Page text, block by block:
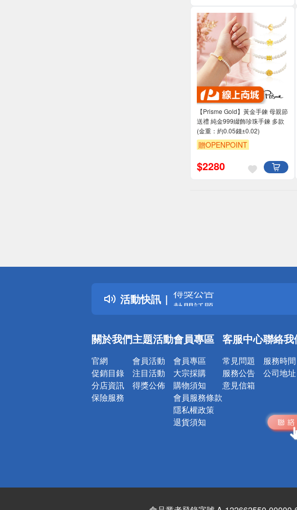
【Prisme Gold】黃金手鍊 母親節
送禮 純金999綴飾珍珠手鍊 多款
(金重：約0.05錢±0.02)
贈OPENPOINT
$2280
活動快訊
詐騙網頁！請小心！
得獎公告
熱門話題
銀行優惠
詐騙網頁！請小心！
關於我們
官網
促銷目錄
分店資訊
保險服務
主題活動
會員活動
注目活動
得獎公佈
會員專區
會員專區
大宗採購
購物須知
會員服務條款
隱私權政策
退貨須知
客服中心
常見問題
服務公告
意見信箱
聯絡我
服務時間
公司地址